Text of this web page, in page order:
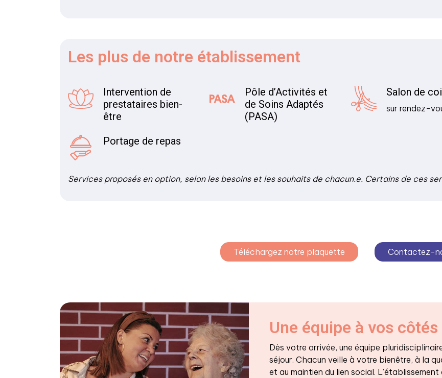
Les plus de notre établissement
Intervention de
prestataires bien-
être
Pôle d’Activités et
de Soins Adaptés
(PASA)
Salon de
sur rendez-
Portage de repas
Services proposés en option, selon les besoins et les souhaits de chacun.e. Certains de ces
Téléchargez notre plaquette Contactez-
Une équipe à vos côtés
Dès votre arrivée, une équipe
séjour. Chacun veille à votre bienêtre, à la
et au maintien du lien social.